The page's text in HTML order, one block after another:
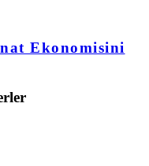
Ekonomisini